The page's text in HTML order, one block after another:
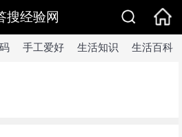
搜经验网
手工爱好 生活知识 生活百科